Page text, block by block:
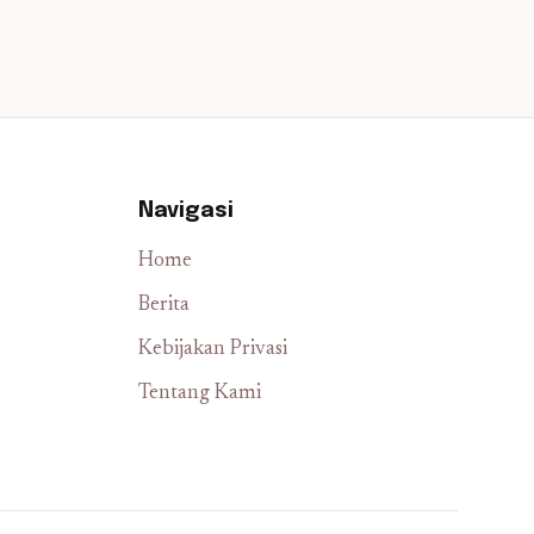
Navigasi
Home
Berita
Kebijakan Privasi
Tentang Kami